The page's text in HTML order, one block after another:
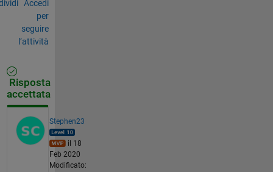
Accedi
per
seguire
l’attività
Risposta
accettata
Stephen23
il 18
Feb 2020
Modificato: